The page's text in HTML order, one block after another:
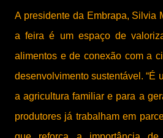
A presidente da Embrapa, Silvia
a feira é um espaço de
alimentos e de conexão com a
desenvolvimento sustentável. “É
a agricultura familiar e para a
produtores já trabalham em